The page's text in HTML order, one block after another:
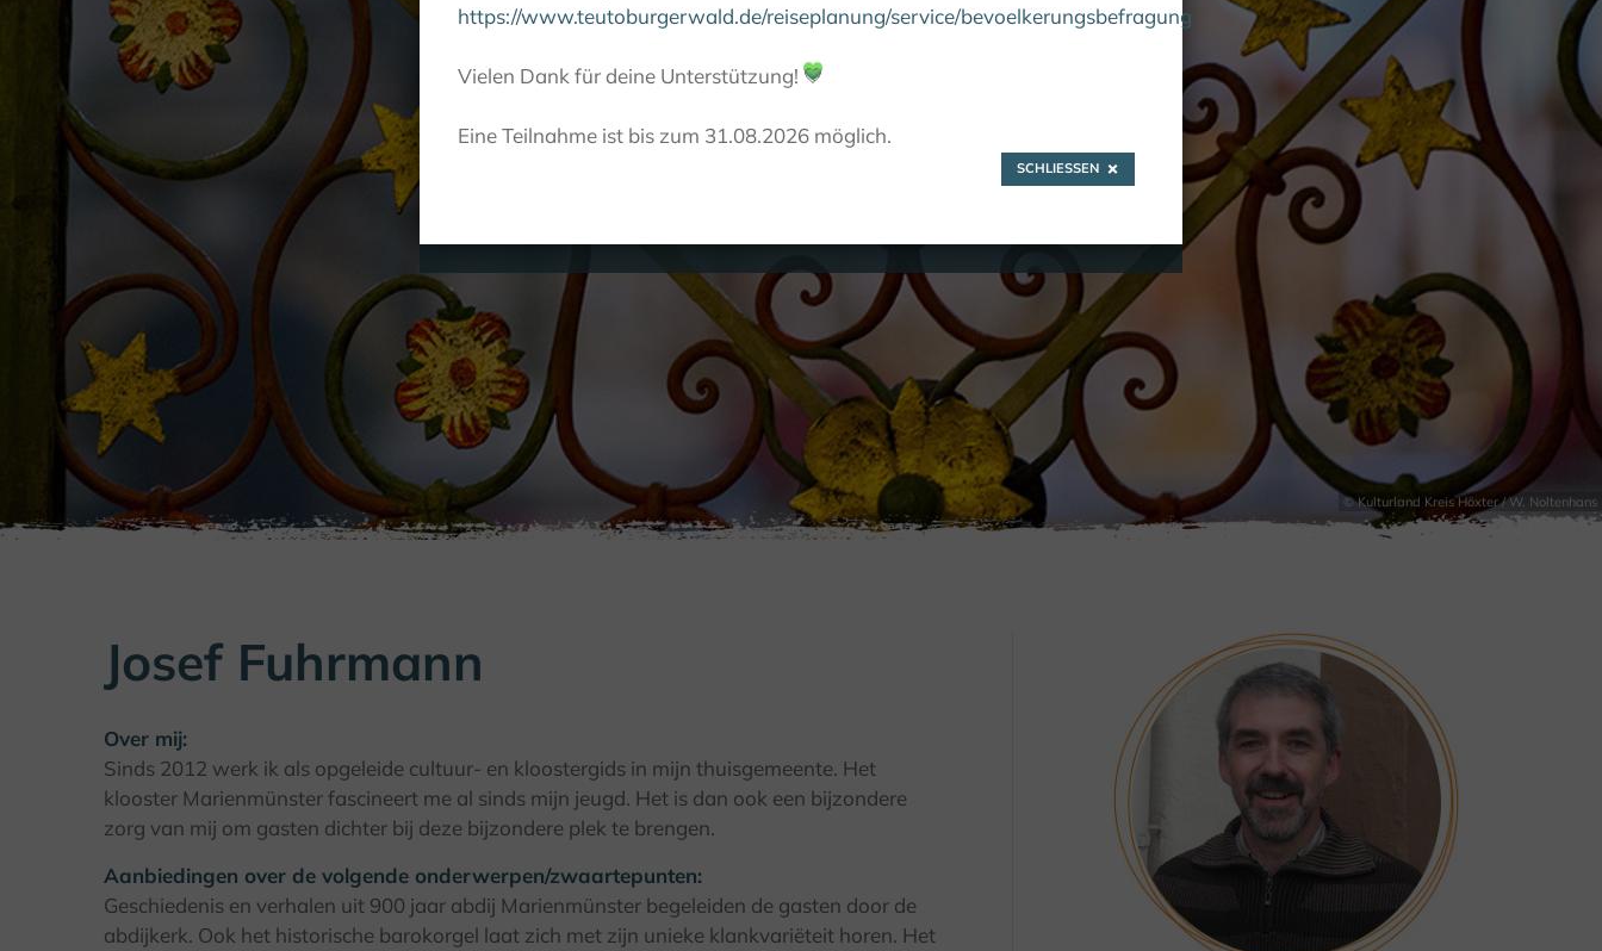
Fuhrmann, Josef
© Kulturland Kreis Höxter / W. Noltenhans
Josef Fuhrmann
Over mij:
Sinds 2012 werk ik als opgeleide cultuur- en kloostergids in mijn thuisgemeente. Het
klooster Marienmünster fascineert me al sinds mijn jeugd. Het is dan ook een bijzondere
zorg van mij om gasten dichter bij deze bijzondere plek te brengen.
Aanbiedingen over de volgende onderwerpen/zwaartepunten:
Geschiedenis en verhalen uit 900 jaar abdij Marienmünster begeleiden de gasten door de
abdijkerk. Ook het historische barokorgel laat zich met zijn unieke klankvariëteit horen. Het
https://www.teutoburgerwald.de/reiseplanung/service/bevoelkerungsbefragung
Vielen Dank für deine Unterstützung! 💚
Eine Teilnahme ist bis zum 31.08.2026 möglich.
SCHLIESSEN